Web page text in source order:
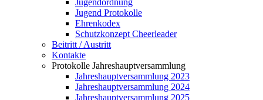
Jugendordnung
Jugend Protokolle
Ehrenkodex
Schutzkonzept Cheerleader
Beitritt / Austritt
Kontakte
Protokolle Jahreshauptversammlung
Jahreshauptversammlung 2023
Jahreshauptversammlung 2024
Jahreshauptversammlung 2025